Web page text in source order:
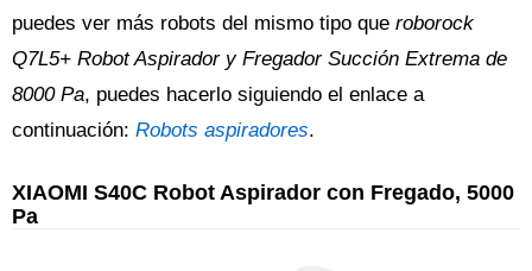
puedes ver más robots del mismo tipo que roborock
Q7L5+ Robot Aspirador y Fregador Succión Extrema de
8000 Pa, puedes hacerlo siguiendo el enlace a
continuación: Robots aspiradores.
XIAOMI S40C Robot Aspirador con Fregado, 5000
Pa